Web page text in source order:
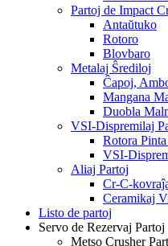
Partoj de Impact
Antaŭtuko
Rotoro
Blovbaro
Metalaj Ŝrediloj
Ĉapoj,
Mangana
Duobla
VSI-Dispremilaj
Rotora
VSI-
Aliaj Partoj
Cr-C-
Ceramikaj
Listo de partoj
Servo de Rezervaj Partoj
Metso Crusher